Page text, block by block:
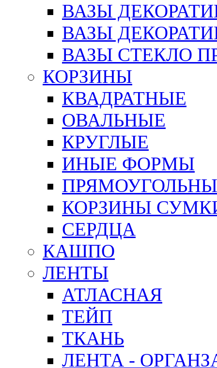
ВАЗЫ
ВАЗЫ
ВАЗЫ СТЕКЛО
КОРЗИНЫ
КВАДРАТНЫЕ
ОВАЛЬНЫЕ
КРУГЛЫЕ
ИНЫЕ ФОРМЫ
КОРЗИНЫ
СЕРДЦА
КАШПО
ЛЕНТЫ
АТЛАСНАЯ
ТЕЙП
ТКАНЬ
ЛЕНТА -